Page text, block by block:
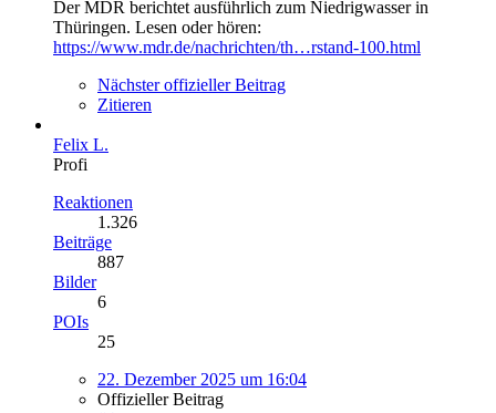
Der MDR berichtet ausführlich zum Niedrigwasser in
Thüringen. Lesen oder hören:
https://www.mdr.de/nachrichten/th…rstand-100.html
Nächster offizieller Beitrag
Zitieren
Felix L.
Profi
Reaktionen
1.326
Beiträge
887
Bilder
6
POIs
25
22. Dezember 2025 um 16:04
Offizieller Beitrag